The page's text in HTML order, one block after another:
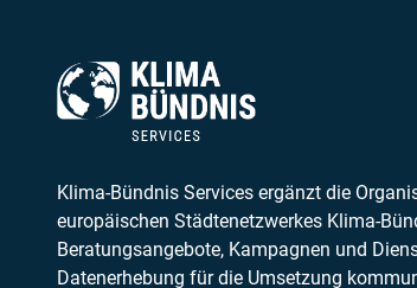
Klima-Bündnis Services ergänzt die
europäischen Städtenetzwerkes Klima-
Beratungsangebote, Kampagnen und
Datenerhebung für die Umsetzung